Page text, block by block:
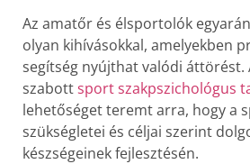
Az amatőr és élsportolók
olyan kihívásokkal, amelyekben
segítség nyújthat valódi áttörést.
szabottsport szakpszichológus
lehetőséget teremt arra, hogy a
szükségletei és céljai szerint
készségeinek fejlesztésén.